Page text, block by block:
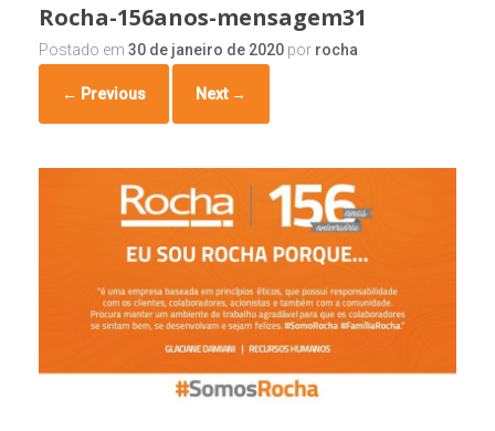
Rocha-156anos-mensagem31
Postado em 30 de janeiro de 2020 por rocha
← Previous Next →